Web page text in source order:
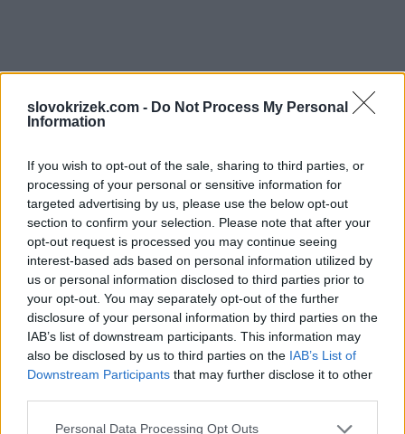
slovokrizek.com - Do Not Process My Personal
Information
If you wish to opt-out of the sale, sharing to third parties, or
processing of your personal or sensitive information for
targeted advertising by us, please use the below opt-out
section to confirm your selection. Please note that after your
opt-out request is processed you may continue seeing
interest-based ads based on personal information utilized by
us or personal information disclosed to third parties prior to
your opt-out. You may separately opt-out of the further
disclosure of your personal information by third parties on the
IAB’s list of downstream participants. This information may
also be disclosed by us to third parties on the IAB’s List of
Downstream Participants that may further disclose it to other
Personal Data Processing Opt Outs